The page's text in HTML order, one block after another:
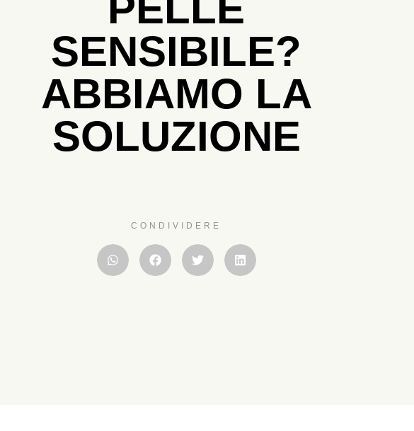
SENSIBILE?
ABBIAMO LA
SOLUZIONE
CONDIVIDERE